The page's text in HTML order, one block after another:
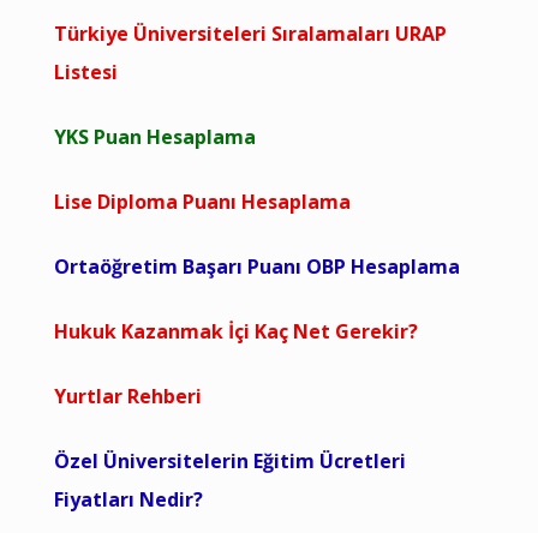
Türkiye Üniversiteleri Sıralamaları URAP
Listesi
YKS Puan Hesaplama
Lise Diploma Puanı Hesaplama
Ortaöğretim Başarı Puanı OBP Hesaplama
Hukuk Kazanmak İçi Kaç Net Gerekir?
Yurtlar Rehberi
Özel Üniversitelerin Eğitim Ücretleri
Fiyatları Nedir?